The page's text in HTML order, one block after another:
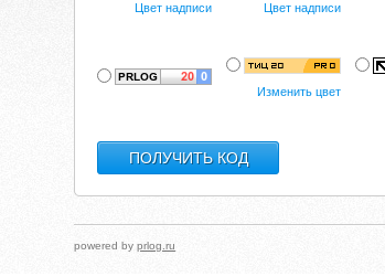
Цвет надписи Цвет надписи
Изменить цвет
powered byprlog.ru